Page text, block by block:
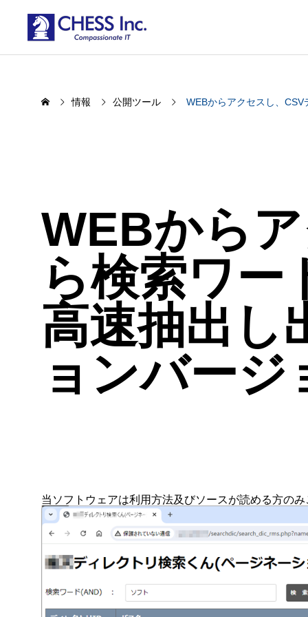
情報 公開ツール WEBからアクセスし、
WEBから
ら検索ワー
高速抽出し
ョンバージ
当ソフトウェアは利用方法及びソースが読める方のみ